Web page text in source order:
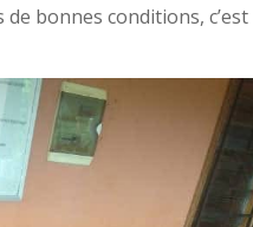
bonnes conditions,